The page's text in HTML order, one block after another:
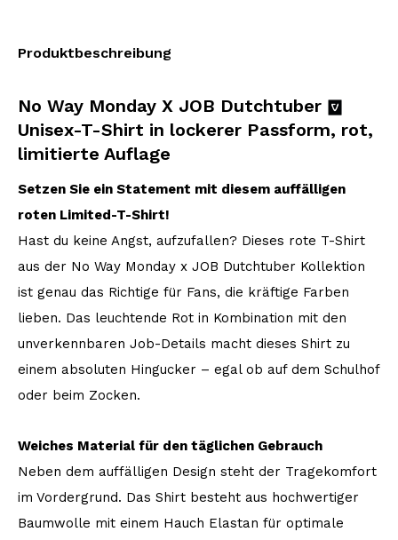
Produktbeschreibung
No Way Monday X JOB Dutchtuber
Unisex-T-Shirt in lockerer Passform, rot,
limitierte Auflage
Setzen Sie ein Statement mit diesem auffälligen
roten Limited-T-Shirt!
Hast du keine Angst, aufzufallen? Dieses rote T-Shirt
aus der No Way Monday x JOB Dutchtuber Kollektion
ist genau das Richtige für Fans, die kräftige Farben
lieben. Das leuchtende Rot in Kombination mit den
unverkennbaren Job-Details macht dieses Shirt zu
einem absoluten Hingucker – egal ob auf dem Schulhof
oder beim Zocken.
Weiches Material für den täglichen Gebrauch
Neben dem auffälligen Design steht der Tragekomfort
im Vordergrund. Das Shirt besteht aus hochwertiger
Baumwolle mit einem Hauch Elastan für optimale